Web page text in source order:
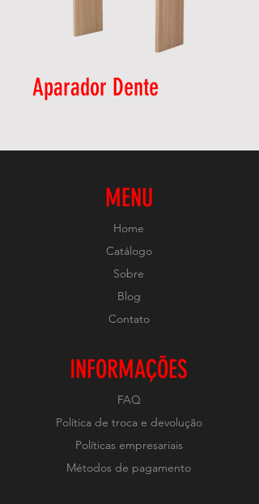
Aparador Dente
MENU
Home
Catálogo
Sobre
Blog
Contato
INFORMAÇÕES
FAQ
Política de troca e devolução
Políticas empresariais
Métodos de pagamento